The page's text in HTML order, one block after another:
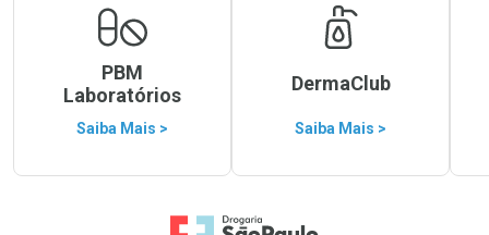
PBM
Laboratórios
Saiba Mais >
DermaClub
Saiba Mais >
Ir para a Home